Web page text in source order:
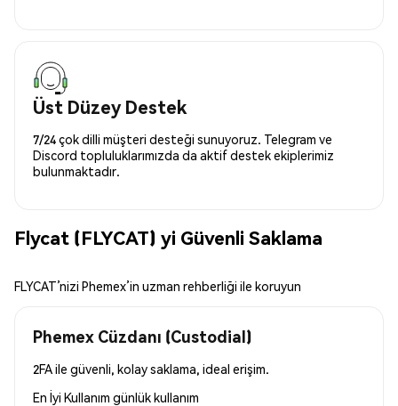
Üst Düzey Destek
7/24 çok dilli müşteri desteği sunuyoruz. Telegram ve
Discord topluluklarımızda da aktif destek ekiplerimiz
bulunmaktadır.
Flycat (FLYCAT) yi Güvenli Saklama
FLYCAT’nizi Phemex’in uzman rehberliği ile koruyun
Phemex Cüzdanı (Custodial)
2FA ile güvenli, kolay saklama, ideal erişim.
En İyi Kullanım günlük kullanım